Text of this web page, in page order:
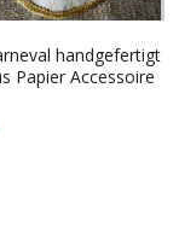
handgefertigt
Papier Accessoire